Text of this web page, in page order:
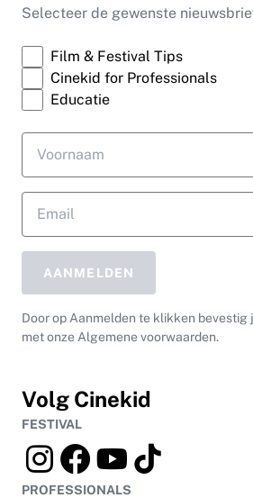
Selecteer de gewenste
Film & Festival Tips
Cinekid for Professionals
Educatie
AANMELDEN
Door op Aanmelden te klikken
met onze Algemene voorwaarden.
Volg Cinekid
FESTIVAL
PROFESSIONALS